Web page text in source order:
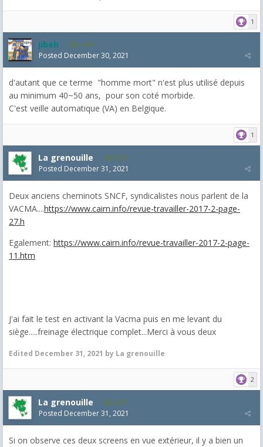
1
jibeh 5,474
Posted December 30, 2021
d'autant que ce terme "homme mort" n'est plus utilisé depuis
au minimum 40~50 ans, pour son coté morbide.
C'est veille automatique (VA) en Belgique.
1
La grenouille 3,271
Posted December 31, 2021
Deux anciens cheminots SNCF, syndicalistes nous parlent de la
VACMA....https://www.cairn.info/revue-travailler-2017-2-page-
27.h
Egalement: https://www.cairn.info/revue-travailler-2017-2-page-
11.htm
J'ai fait le test en activant la Vacma puis en me levant du
siège.....freinage électrique complet...Merci à vous deux
Edited December 31, 2021 by La grenouille
2
La grenouille 3,271
Posted December 31, 2021
Si on observe ces deux screens en vue extérieur, il y a bien un